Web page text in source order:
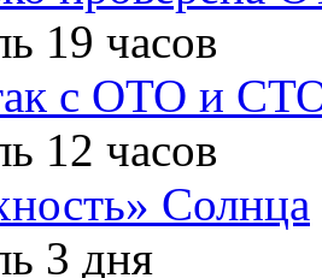
19 часов
с ОТО и
12 часов
Солнца
3 дня